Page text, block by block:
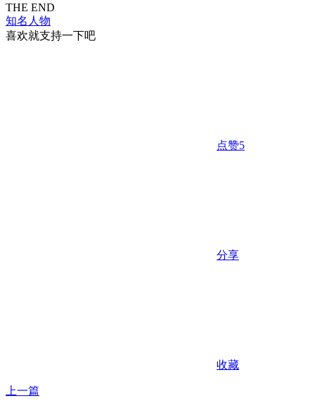
THE END
知名人物
喜欢就支持一下吧
点赞5
分享
收藏
上一篇